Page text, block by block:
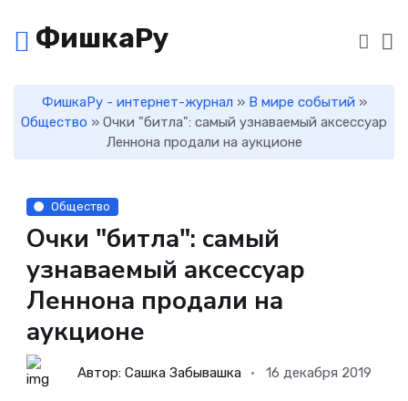
ФишкаРу
ФишкаРу - интернет-журнал » В мире событий »
Общество » Очки "битла": самый узнаваемый аксессуар
Леннона продали на аукционе
Общество
Очки "битла": самый
узнаваемый аксессуар
Леннона продали на
аукционе
Автор: Сашка Забывашка 16 декабря 2019